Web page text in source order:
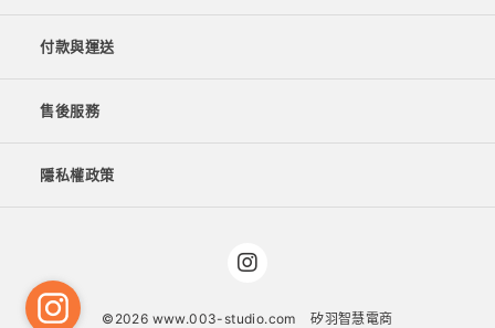
付款與運送
售後服務
隱私權政策
©2026 www.003-studio.com 矽羽智慧電商